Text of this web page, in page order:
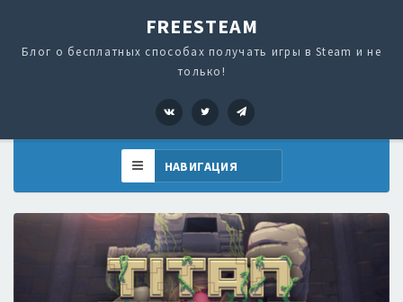
FREESTEAM
Блог о бесплатных способах получать игры в Steam и не
только!
VK Twitter